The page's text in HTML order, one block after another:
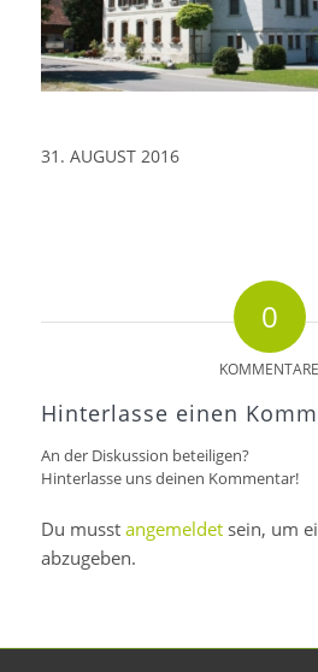
31. AUGUST 2016
0
KOMMENTARE
Hinterlasse einen
An der Diskussion beteiligen?
Hinterlasse uns deinen Kommentar!
Du musst angemeldetsein, um
abzugeben.